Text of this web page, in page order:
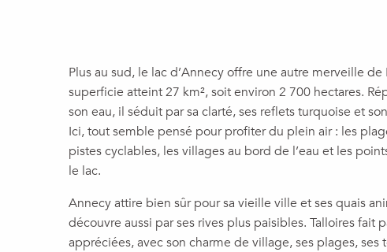
Plus au sud, le lac d’Annecy offre une autre merveille de
superficie atteint 27 km², soit environ 2 700 hectares.
son eau, il séduit par sa clarté, ses reflets turquoise et
Ici, tout semble pensé pour profiter du plein air : les
pistes cyclables, les villages au bord de l’eau et les
le lac.
Annecy attire bien sûr pour sa vieille ville et ses quais
découvre aussi par ses rives plus paisibles. Talloires fait
appréciées, avec son charme de village, ses plages, ses